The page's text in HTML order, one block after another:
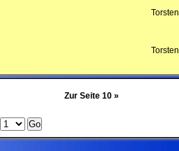
Torsten
Torsten
Zur Seite 10 »